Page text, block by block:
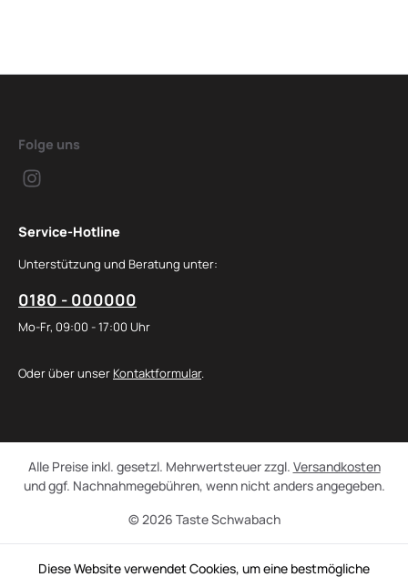
Folge uns
Service-Hotline
Unterstützung und Beratung unter:
0180 - 000000
Mo-Fr, 09:00 - 17:00 Uhr
Oder über unser Kontaktformular.
© 2026 Taste Schwabach
Alle Preise inkl. gesetzl. Mehrwertsteuer zzgl. Versandkosten
und ggf. Nachnahmegebühren, wenn nicht anders angegeben.
Diese Website verwendet Cookies, um eine bestmögliche